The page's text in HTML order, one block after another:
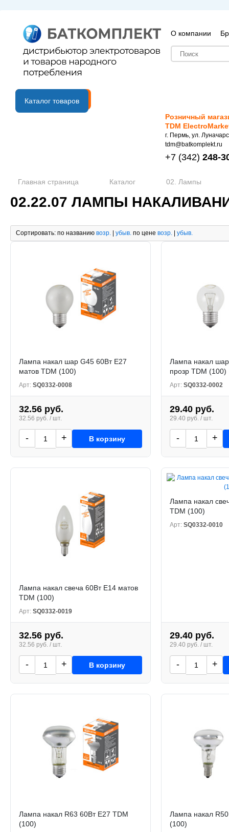
О компании
B2B портал
Каталог товаров
Розничный
TDM
г. Пермь, ул.
tdm@batkomplekt.ru
+7 (342) 248-
Главная страница Каталог 02. Лампы
02.22.07 ЛАМПЫ
Сортировать: по названию возр. | убыв. по цене возр. | убыв.
Лампа накал шар G45 60Вт Е27
матов TDM (100)
Арт: SQ0332-0008
32.56 руб.
32.56 руб. / шт.
- + В корзину
Лампа накал
прозр TDM (100)
Арт: SQ0332-0002
29.40 руб.
29.40 руб. / шт.
- +
Лампа накал свеча 60Вт Е14 матов
TDM (100)
Арт: SQ0332-0019
32.56 руб.
32.56 руб. / шт.
- + В корзину
Лампа накал
TDM (100)
Арт: SQ0332-0010
29.40 руб.
29.40 руб. / шт.
- +
Лампа накал R63 60Вт Е27 TDM
(100)
Лампа накал
(100)